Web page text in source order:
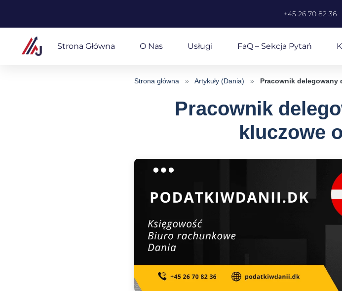
Przejdź
treści
+45 26 70 82 36
Strona Główna O Nas Usługi FaQ – Sekcja Pytań
Strona główna » Artykuły (Dania) » Pracownik delegowany
Pracownik
kluczowe